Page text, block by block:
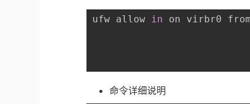
ufw allow in on virbr0
命令详细说明